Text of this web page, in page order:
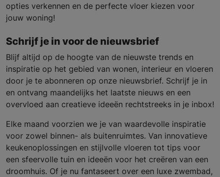
opties verkennen en de perfecte vloer kiezen voor
jouw woning!
Schrijf je in voor de nieuwsbrief
Blijf altijd op de hoogte van de nieuwste trends en
inspiratie op het gebied van wonen, interieur en vloeren
door je te abonneren op onze nieuwsbrief. Schrijf je in
en ontvang maandelijks het laatste nieuws en een
overvloed aan creatieve ideeën rechtstreeks in je inbox!
Elke maand voorzien we je van waardevolle inspiratie
voor zowel binnen- als buitenruimtes. Van innovatieve
keukenoplossingen en stijlvolle vloeren tot tips voor
een sfeervolle tuin en ideeën voor het creëren van een
droomhuis. Of je nu fantaseert over een luxe zwembad,